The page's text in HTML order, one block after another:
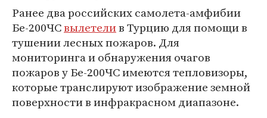
Ранее два российских самолета-амфибии
Бе-200ЧСвылетелив Турцию для помощи в
тушении лесных пожаров. Для
мониторинга и обнаружения очагов
пожаров у Бе-200ЧС имеются тепловизоры,
которые транслируют изображение земной
поверхности в инфракрасном диапазоне.